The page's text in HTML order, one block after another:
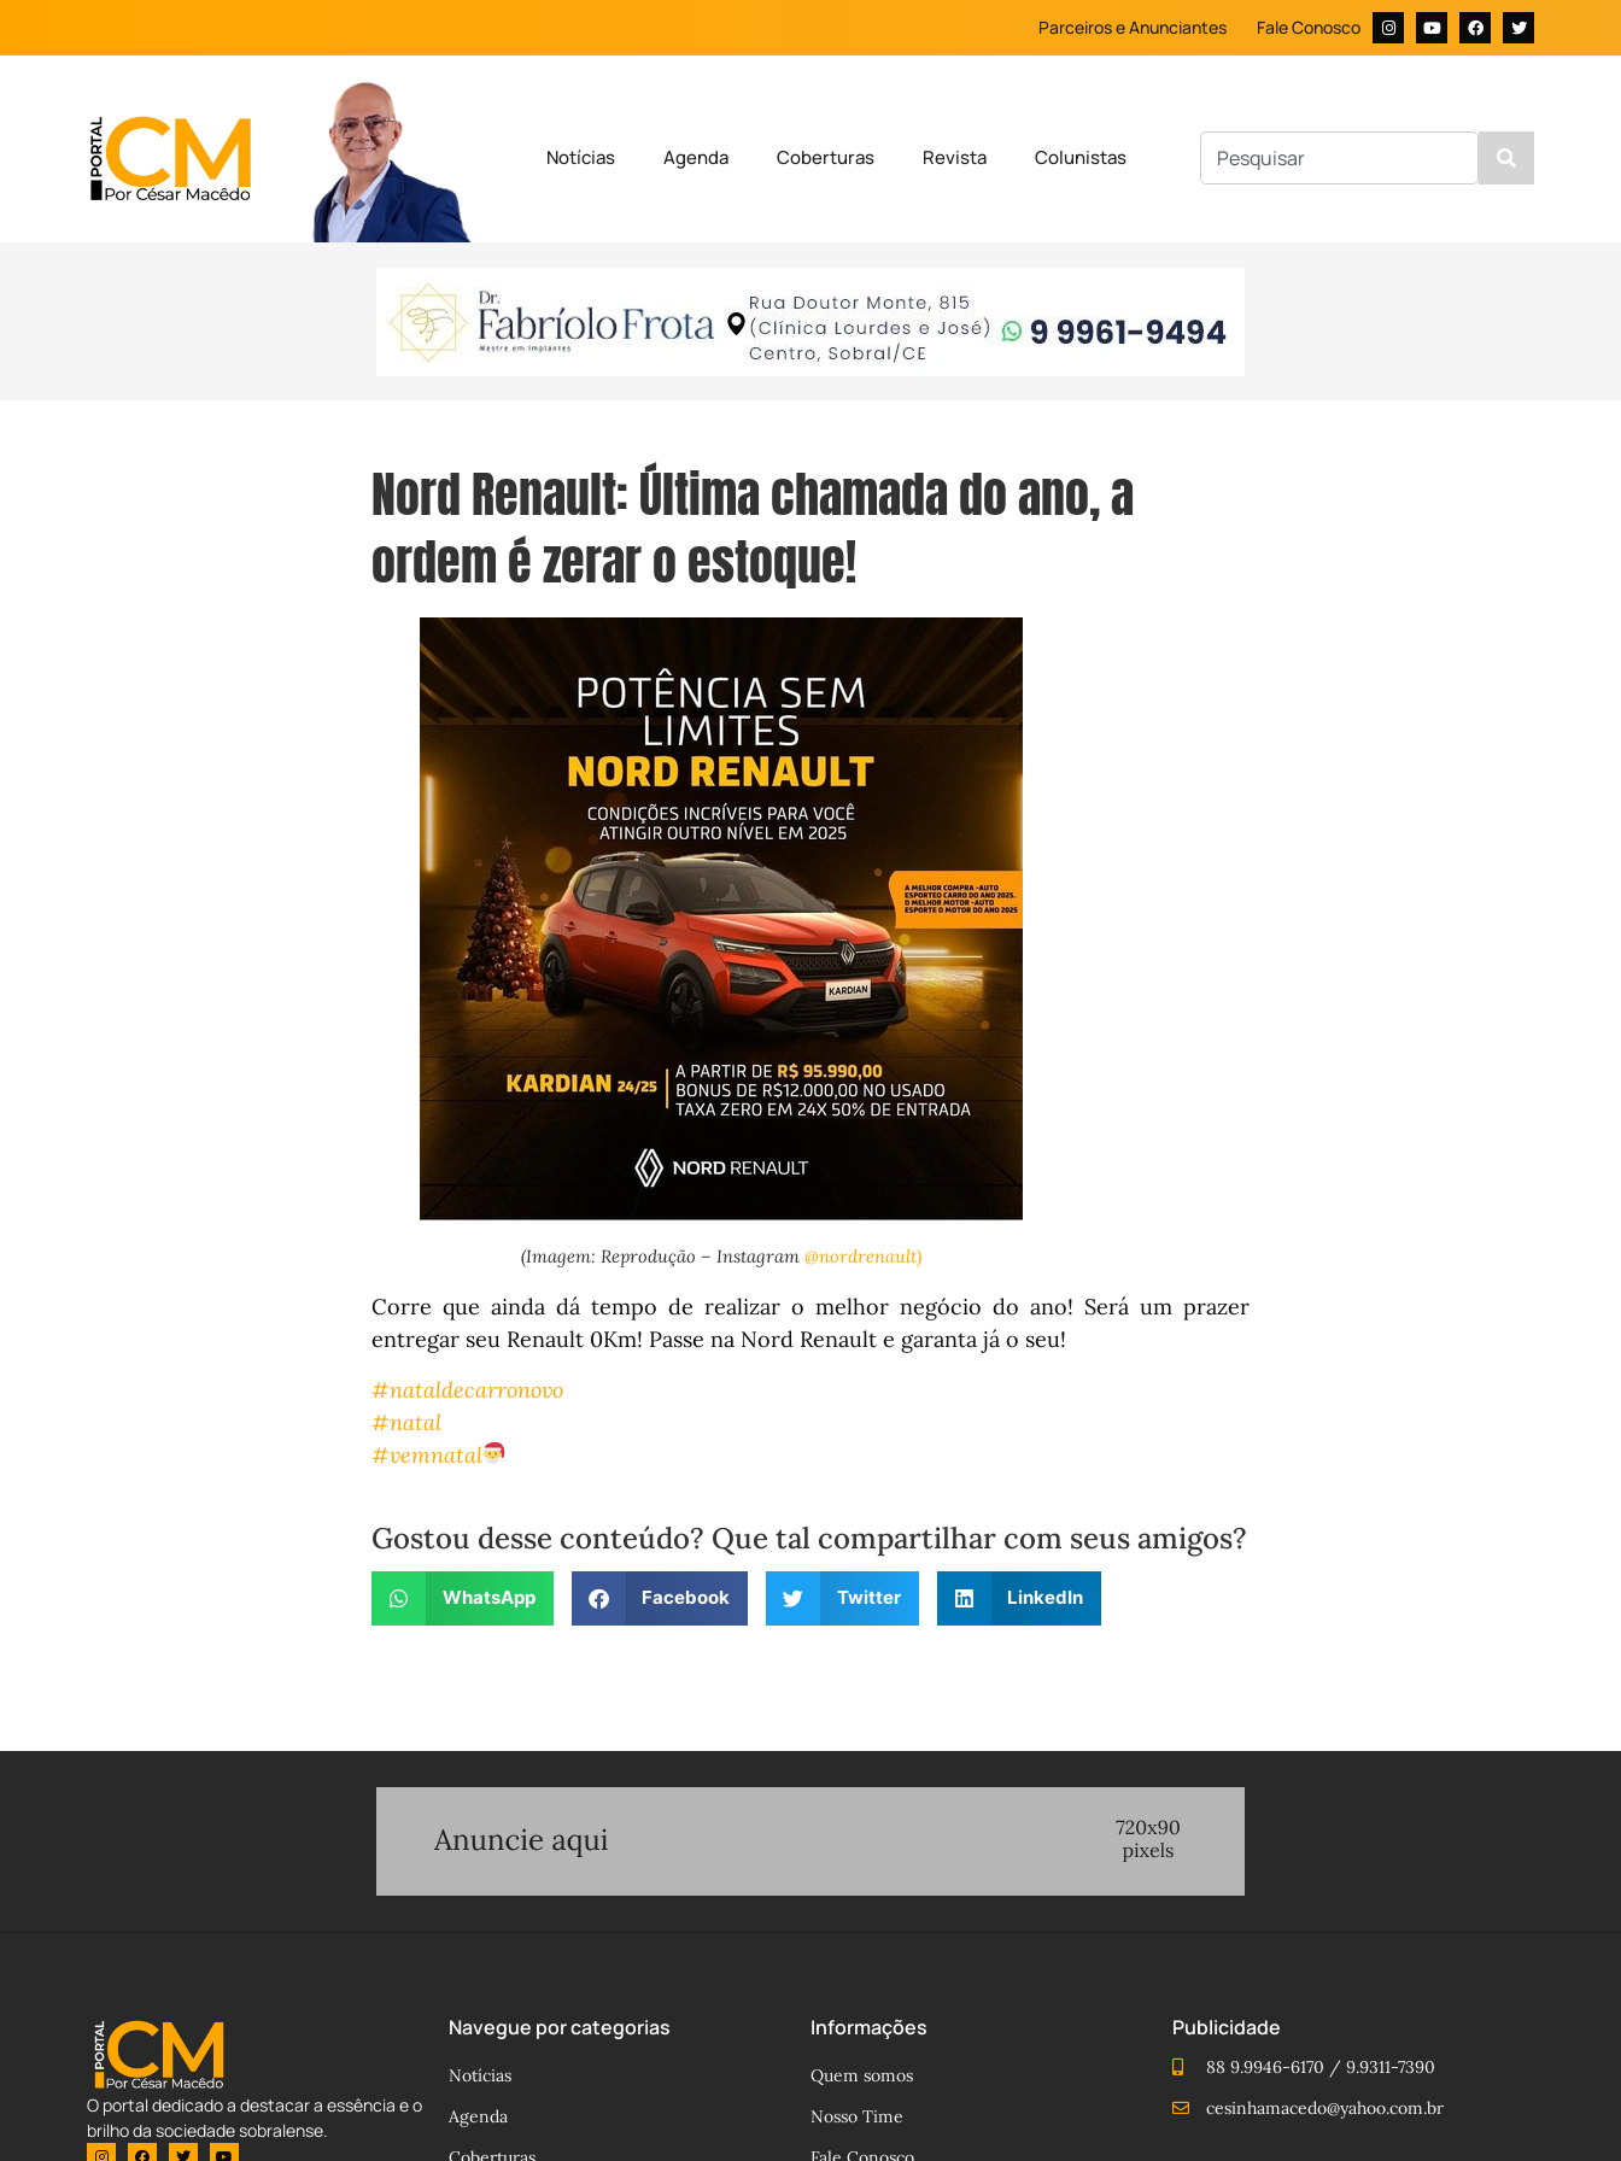
Parceiros e Anunciantes Fale Conosco
Notícias Agenda Coberturas Revista Colunistas
Nord Renault: Última chamada do ano, a
ordem é zerar o estoque!
(Imagem: Reprodução – Instagram @nordrenault)
Corre que ainda dá tempo de realizar o melhor negócio do ano! Será um prazer
entregar seu Renault 0Km! Passe na Nord Renault e garanta já o seu!
#nataldecarronovo
#natal
#vemnatal
Gostou desse conteúdo? Que tal compartilhar com seus amigos?
WhatsApp Facebook Twitter LinkedIn
O portal dedicado a destacar a essência e o
brilho da sociedade sobralense.
Navegue por categorias
Notícias
Agenda
Informações
Quem somos
Nosso Time
Publicidade
88 9.9946-6170 / 9.9311-7390
cesinhamacedo@yahoo.com.br